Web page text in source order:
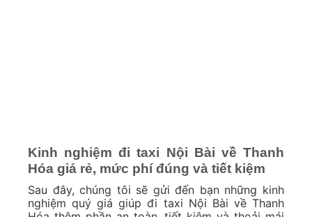
Kinh nghiệm đi taxi Nội Bài về Thanh
Hóa giá rẻ, mức phí đúng và tiết kiệm
Sau đây, chúng tôi sẽ gửi đến bạn những kinh
nghiệm quý giá giúp đi taxi Nội Bài về Thanh